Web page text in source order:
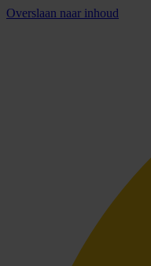
Overslaan naar inhoud